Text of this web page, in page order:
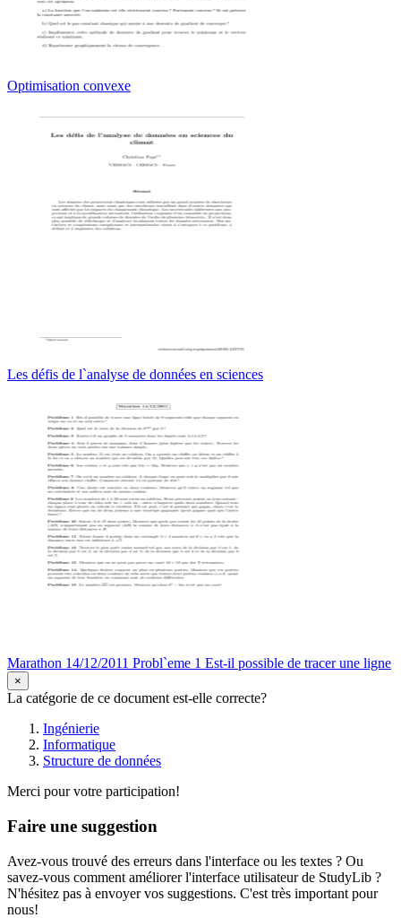
Optimisation convexe
Les défis de l`analyse de données en sciences
Marathon 14/12/2011 Probl`eme 1 Est-il possible de tracer une ligne
×
La catégorie de ce document est-elle correcte?
Ingénierie
Informatique
Structure de données
Merci pour votre participation!
Faire une suggestion
Avez-vous trouvé des erreurs dans l'interface ou les textes ? Ou
savez-vous comment améliorer l'interface utilisateur de StudyLib ?
N'hésitez pas à envoyer vos suggestions. C'est très important pour
nous!